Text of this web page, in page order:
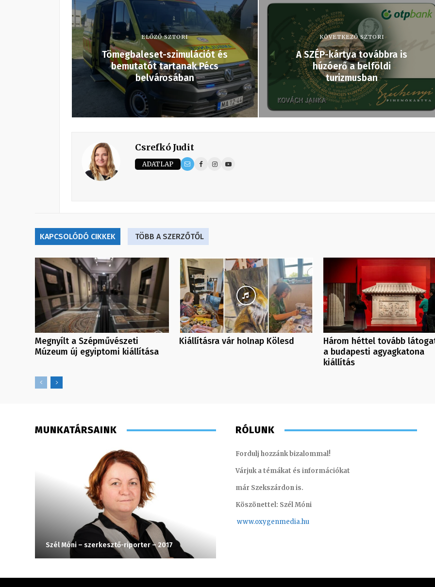
ELŐZŐ SZTORI
Tömegbaleset-szimulációt és
bemutatót tartanak Pécs
belvárosában
KÖVETKEZŐ SZTORI
A SZÉP-kártya továbbra is
húzóerő a belföldi
turizmusban
Csrefkó Judit
ADATLAP
KAPCSOLÓDÓ CIKKEK TÖBB A SZERZŐTŐL
Megnyílt a Szépművészeti
Múzeum új egyiptomi kiállítása
Kiállításra vár holnap Kölesd
Három héttel tovább
a budapesti agyagkatona
kiállítás
MUNKATÁRSAINK
Szél Móni – szerkesztő-riporter – 2017
RÓLUNK
Fordulj hozzánk bizalommal!
Várjuk a témákat és információkat
már Szekszárdon is.
Köszönettel: Szél Móni
www.oxygenmedia.hu